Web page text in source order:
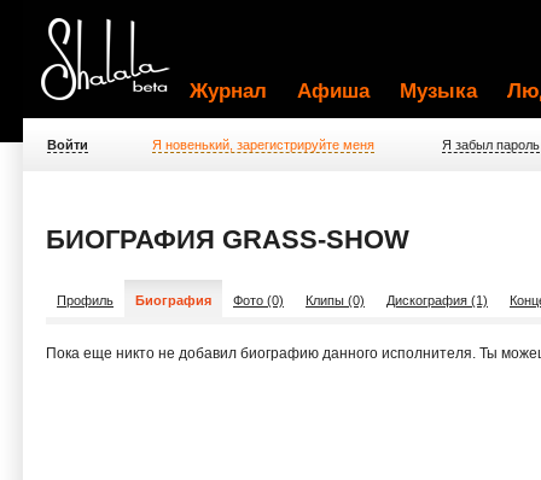
Журнал Афиша Музыка
Войти Я новенький, зарегистрируйте меня Я забыл пароль
БИОГРАФИЯ GRASS-SHOW
Профиль Биография Фото (0) Клипы (0) Дискография (1)
Пока еще никто не добавил биографию данного исполнителя. Ты